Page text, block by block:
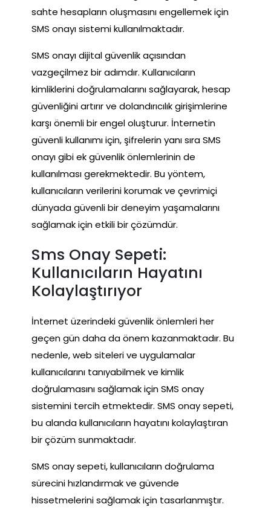
sahte hesapların oluşmasını engellemek için
SMS onayı sistemi kullanılmaktadır.
SMS onayı dijital güvenlik açısından
vazgeçilmez bir adımdır. Kullanıcıların
kimliklerini doğrulamalarını sağlayarak, hesap
güvenliğini artırır ve dolandırıcılık girişimlerine
karşı önemli bir engel oluşturur. İnternetin
güvenli kullanımı için, şifrelerin yanı sıra SMS
onayı gibi ek güvenlik önlemlerinin de
kullanılması gerekmektedir. Bu yöntem,
kullanıcıların verilerini korumak ve çevrimiçi
dünyada güvenli bir deneyim yaşamalarını
sağlamak için etkili bir çözümdür.
Sms Onay Sepeti:
Kullanıcıların Hayatını
Kolaylaştırıyor
İnternet üzerindeki güvenlik önlemleri her
geçen gün daha da önem kazanmaktadır. Bu
nedenle, web siteleri ve uygulamalar
kullanıcılarını tanıyabilmek ve kimlik
doğrulamasını sağlamak için SMS onay
sistemini tercih etmektedir. SMS onay sepeti,
bu alanda kullanıcıların hayatını kolaylaştıran
bir çözüm sunmaktadır.
SMS onay sepeti, kullanıcıların doğrulama
sürecini hızlandırmak ve güvende
hissetmelerini sağlamak için tasarlanmıştır.